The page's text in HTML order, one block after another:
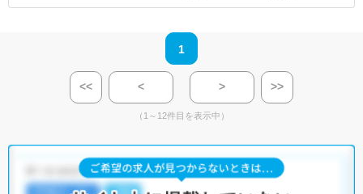
1
<< < > >>
（1～12件目を表示中）